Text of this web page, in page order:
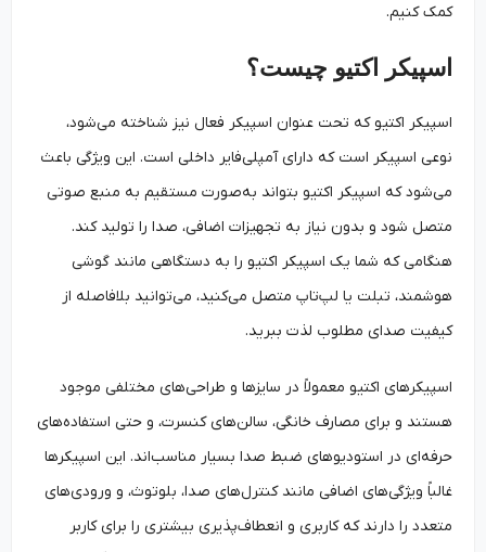
کمک کنیم.
اسپیکر اکتیو چیست؟
اسپیکر اکتیو که تحت عنوان اسپیکر فعال نیز شناخته می‌شود،
نوعی اسپیکر است که دارای آمپلی‌فایر داخلی است. این ویژگی باعث
می‌شود که اسپیکر اکتیو بتواند به‌صورت مستقیم به منبع صوتی
متصل شود و بدون نیاز به تجهیزات اضافی، صدا را تولید کند.
هنگامی که شما یک اسپیکر اکتیو را به دستگاهی مانند گوشی
هوشمند، تبلت یا لپ‌تاپ متصل می‌کنید، می‌توانید بلافاصله از
کیفیت صدای مطلوب لذت ببرید.
اسپیکرهای اکتیو معمولاً در سایزها و طراحی‌های مختلفی موجود
هستند و برای مصارف خانگی، سالن‌های کنسرت، و حتی استفاده‌های
حرفه‌ای در استودیوهای ضبط صدا بسیار مناسب‌اند. این اسپیکرها
غالباً ویژگی‌های اضافی مانند کنترل‌های صدا، بلوتوث، و ورودی‌های
متعدد را دارند که کاربری و انعطاف‌پذیری بیشتری را برای کاربر